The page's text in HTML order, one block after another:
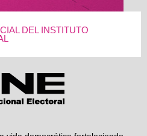
DEL INSTITUTO